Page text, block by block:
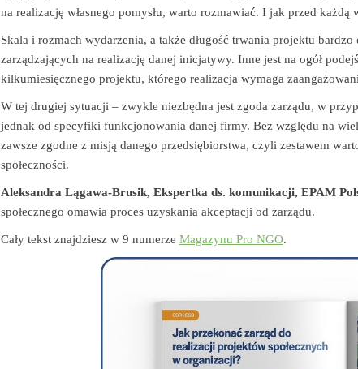
na realizację własnego pomysłu, warto rozmawiać. I jak przed
Skala i rozmach wydarzenia, a także długość trwania projektu
zarządzających na realizację danej inicjatywy. Inne jest na ogół
kilkumiesięcznego projektu, którego realizacja wymaga
W tej drugiej sytuacji – zwykle niezbędna jest zgoda zarządu, w
jednak od specyfiki funkcjonowania danej firmy. Bez względu na
zawsze zgodne z misją danego przedsiębiorstwa, czyli zestawem
społeczności.
Aleksandra Lągawa-Brusik, Ekspertka ds. komunikacji, EPAM
społecznego omawia proces uzyskania akceptacji od zarządu.
Cały tekst znajdziesz w 9 numerze Magazynu Pro NGO.